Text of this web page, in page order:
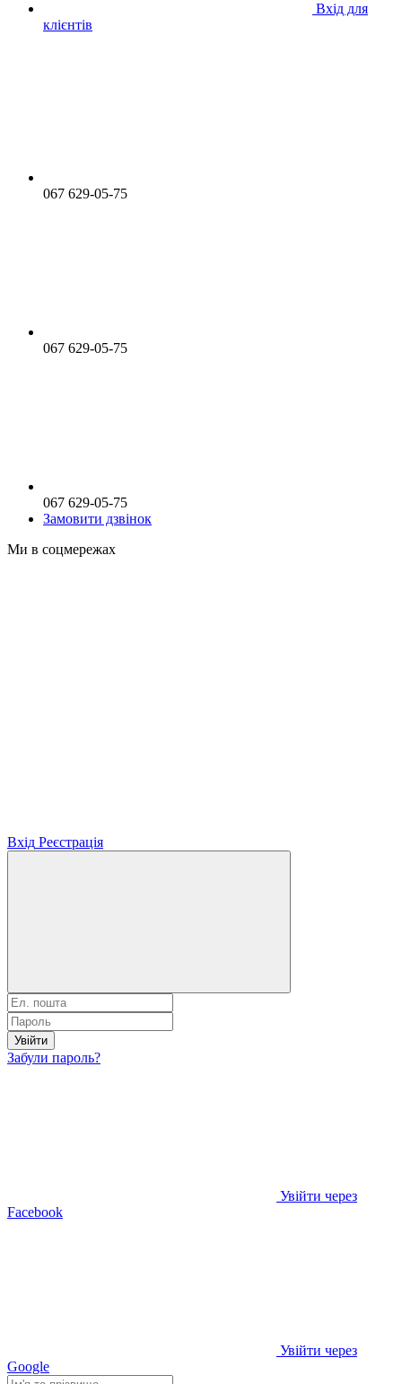
Вхід для
клієнтів
067 629-05-75
067 629-05-75
067 629-05-75
Замовити дзвінок
Ми в соцмережах
Вхід Реєстрація
Увійти
Забули пароль?
Увійти через
Facebook
Увійти через
Google